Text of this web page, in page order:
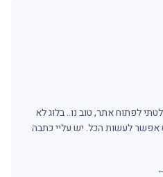
לפתוח אתר, טוב נו.. בלוג לא
לעשות הכל. יש עליי כתבה